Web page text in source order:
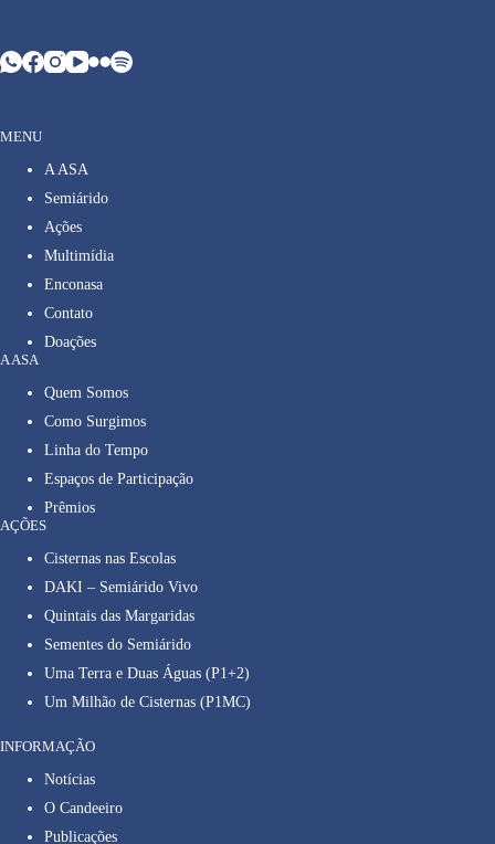
MENU
A ASA
Semiárido
Ações
Multimídia
Enconasa
Contato
Doações
A ASA
Quem Somos
Como Surgimos
Linha do Tempo
Espaços de Participação
Prêmios
AÇÕES
Cisternas nas Escolas
DAKI – Semiárido Vivo
Quintais das Margaridas
Sementes do Semiárido
Uma Terra e Duas Águas (P1+2)
Um Milhão de Cisternas (P1MC)
INFORMAÇÃO
Notícias
O Candeeiro
Publicações